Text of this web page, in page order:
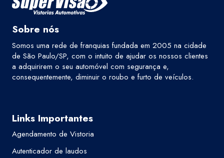
Sobre nós
Somos uma rede de franquias fundada em 2005 na cidade
de São Paulo/SP, com o intuito de ajudar os nossos clientes
a adquirirem o seu automóvel com segurança e,
consequentemente, diminuir o roubo e furto de veículos.
Links Importantes
Agendamento de Vistoria
Autenticador de laudos